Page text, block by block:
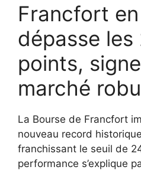
Francfort
dépasse les
points, signe
marché
La Bourse de Francfort
nouveau record
franchissant le seuil de
performance s’explique